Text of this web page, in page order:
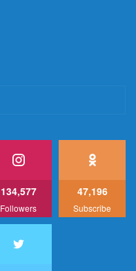
134,577
Followers
47,196
Subscribe